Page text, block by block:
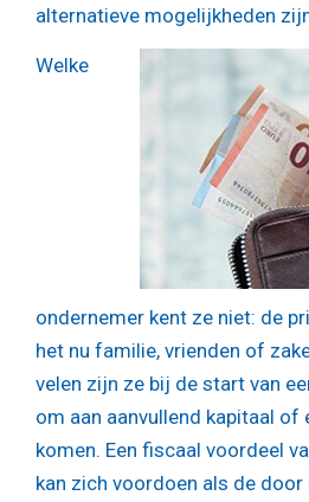
alternatieve mogelijkheden
Welke
ondernemer kent ze niet: de
het nu familie, vrienden of
velen zijn ze bij de start van
om aan aanvullend kapitaal of
komen. Een fiscaal voordeel
kan zich voordoen als de